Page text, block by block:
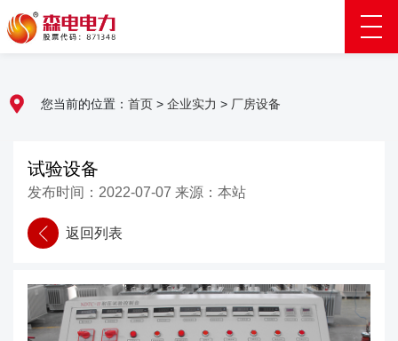
您当前的位置： 首页 > 企业实力 > 厂房设备
试验设备
发布时间：2022-07-07 来源：本站
返回列表